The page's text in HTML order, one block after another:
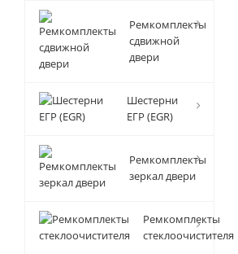
Ремкомплекты
сдвижной
двери
Шестерни
ЕГР (EGR)
Ремкомплекты
зеркал двери
Ремкомплекты
стеклоочистителя